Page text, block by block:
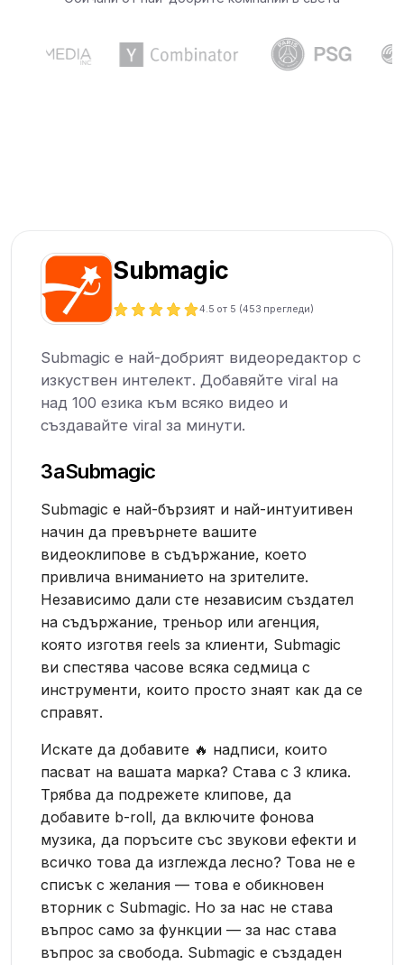
Submagic
4.5 от 5 (453 прегледи)
Submagic е най-добрият видеоредактор с
изкуствен интелект. Добавяйте viral на
над 100 езика към всяко видео и
създавайте viral за минути.
ЗаSubmagic
Submagic е най-бързият и най-интуитивен
начин да превърнете вашите
видеоклипове в съдържание, което
привлича вниманието на зрителите.
Независимо дали сте независим създател
на съдържание, треньор или агенция,
която изготвя reels за клиенти, Submagic
ви спестява часове всяка седмица с
инструменти, които просто знаят как да се
справят.
Искате да добавите 🔥 надписи, които
пасват на вашата марка? Става с 3 клика.
Трябва да подрежете клипове, да
добавите b-roll, да включите фонова
музика, да поръсите със звукови ефекти и
всичко това да изглежда лесно? Това не е
списък с желания — това е обикновен
вторник с Submagic. Но за нас не става
въпрос само за функции — за нас става
въпрос за свобода. Submagic е създаден